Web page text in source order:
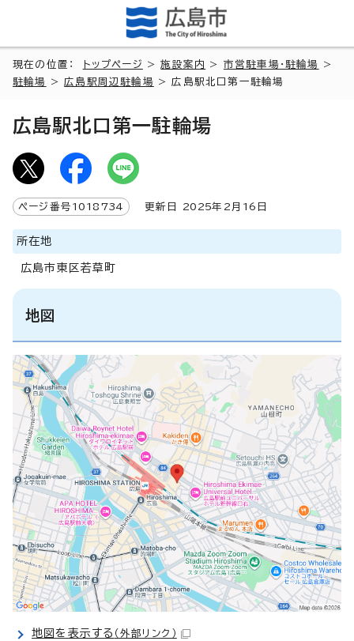
現在の位置： トップページ >施設案内 > 市営駐車場・駐輪場
>
駐輪場
>広島駅周辺駐輪場 > 広島駅北口第一駐輪場
広島駅北口第一駐輪場
ページ番号 1018734 更新日 2025年2月 16 日
所在地
広島市東区若草町
地図
地図を表示する （外部リンク）